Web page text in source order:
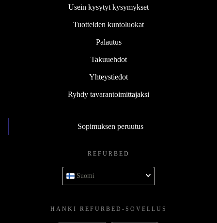
Usein kysytyt kysymykset
Tuotteiden kuntoluokat
Palautus
Takuuehdot
Yhteystiedot
Ryhdy tavarantoimittajaksi
Sopimuksen peruutus
REFURBED
Suomi
HANKI REFURBED-SOVELLUS